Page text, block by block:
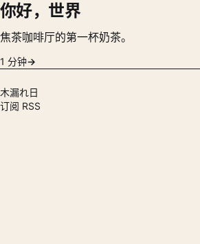
你好，世界
焦茶咖啡厅的第一杯奶茶。
1 分钟→
木漏れ日
订阅 RSS